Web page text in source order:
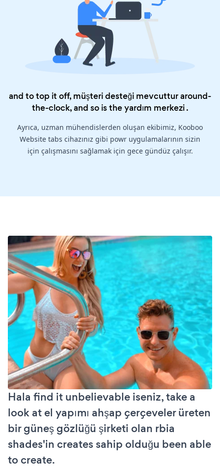
and to top it off, müşteri desteği mevcuttur around-
the-clock, and so is theyardım merkezi.
Ayrıca, uzman mühendislerden oluşan ekibimiz, Kooboo
Website tabs cihazınız gibi powr uygulamalarının sizin
için çalışmasını sağlamak için gece gündüz çalışır.
Hala find it unbelievable iseniz, take a
look at el yapımı ahşap çerçeveler üreten
bir güneş gözlüğü şirketi olan rbia
shades'in creates sahip olduğu been able
to create.